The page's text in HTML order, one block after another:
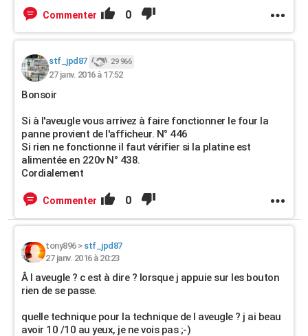
Commenter 0
stf_jpd87 29 966
27 janv. 2016 à 17:52
Bonsoir
Si à l'aveugle vous arrivez à faire fonctionner le four la
panne provient de l'afficheur. N° 446
Si rien ne fonctionne il faut vérifier si la platine est
alimentée en 220v N° 438.
Cordialement
Commenter 0
tony896> stf_jpd87
27 janv. 2016 à 20:23
Â l aveugle ? c est à dire ? lorsque j appuie sur les bouton
rien de se passe.
quelle technique pour la technique de l aveugle ? j ai beau
avoir 10 /10 au yeux, je ne vois pas ;-)